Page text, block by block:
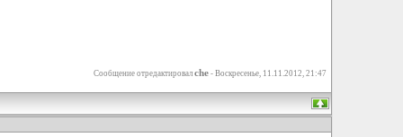
Сообщение отредактировалche -Воскресенье, 11.11.2012, 21:47